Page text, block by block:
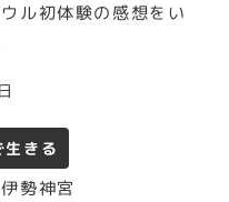
ル初体験の感想をい
生きる
勢神宮